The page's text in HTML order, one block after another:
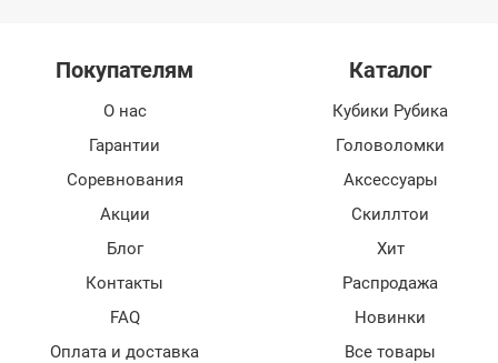
Покупателям
О нас
Гарантии
Соревнования
Акции
Блог
Контакты
FAQ
Оплата и доставка
Каталог
Кубики Рубика
Головоломки
Аксессуары
Скиллтои
Хит
Распродажа
Новинки
Все товары